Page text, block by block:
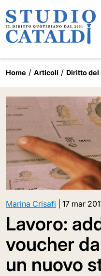
Home Articoli Diritto del
Marina Crisafi 17 mar
Lavoro:
voucher
un nuovo